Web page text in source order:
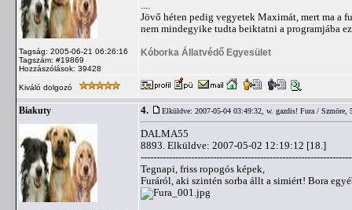
Tagság: 2005-06-21 06:26:16
Tagszám: #19869
Hozzászólások: 39428
Jövő héten pedig vegyetek Maximát, mert ma a
nem mindegyike tudta beiktatni a programjába
Kóborka Állatvédő Egyesület
Kiváló dolgozó
Biakuty 4. Elküldve: 2007-05-04 03:49:32, w. gazdis! Fura / Szmöre,
DALMA55
8893. Elküldve: 2007-05-02 12:19:12 [18.]
Tegnapi, friss ropogós képek,
Furáról, aki szintén sorba állt a simiért! Bora